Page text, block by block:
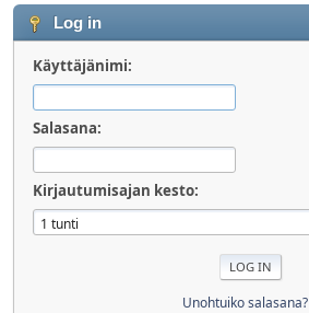
Log in
Käyttäjänimi:
Salasana:
Kirjautumisajan kesto:
Unohtuiko salasana?